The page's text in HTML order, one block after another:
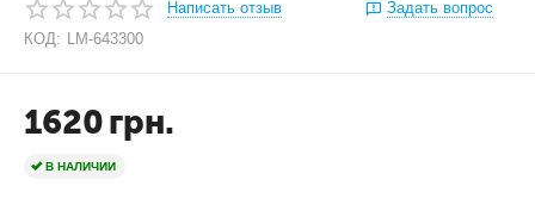
Написать отзыв
Задать вопрос
КОД: LM-643300
1620грн.
В НАЛИЧИИ